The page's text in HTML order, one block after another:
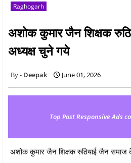
Raghogarh
अशोक कुमार जैन शिक्षक
अध्यक्ष चुने गये
Deepak June 01, 2026
Top Post Responsive Ads
अशोक कुमार जैन शिक्षक रुठियाई जैन समाज